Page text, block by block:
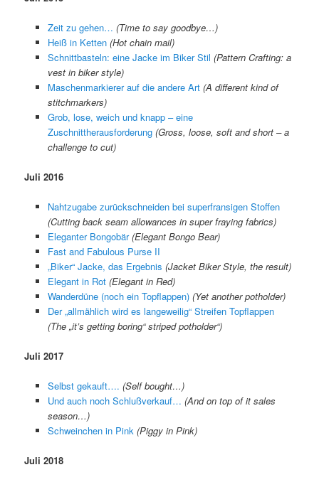
Zeit zu gehen… (Time to say goodbye…)
Heiß in Ketten (Hot chain mail)
Schnittbasteln: eine Jacke im Biker Stil (Pattern Crafting: a
vest in biker style)
Maschenmarkierer auf die andere Art (A different kind of
stitchmarkers)
Grob, lose, weich und knapp – eine
Zuschnittherausforderung (Gross, loose, soft and short – a
challenge to cut)
Juli 2016
Nahtzugabe zurückschneiden bei superfransigen Stoffen
(Cutting back seam allowances in super fraying fabrics)
Eleganter Bongobär (Elegant Bongo Bear)
Fast and Fabulous Purse II
„Biker“ Jacke, das Ergebnis (Jacket Biker Style, the result)
Elegant in Rot (Elegant in Red)
Wanderdüne (noch ein Topflappen) (Yet another potholder)
Der „allmählich wird es langeweilig“ Streifen Topflappen
(The „it’s getting boring“ striped potholder“)
Juli 2017
Selbst gekauft…. (Self bought…)
Und auch noch Schlußverkauf… (And on top of it sales
season…)
Schweinchen in Pink (Piggy in Pink)
Juli 2018